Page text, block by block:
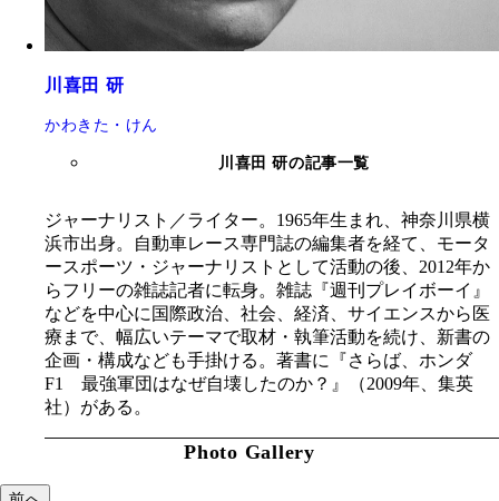
川喜田 研
かわきた・けん
川喜田 研の記事一覧
ジャーナリスト／ライター。1965年生まれ、神奈川県横
浜市出身。自動車レース専門誌の編集者を経て、モータ
ースポーツ・ジャーナリストとして活動の後、2012年か
らフリーの雑誌記者に転身。雑誌『週刊プレイボーイ』
などを中心に国際政治、社会、経済、サイエンスから医
療まで、幅広いテーマで取材・執筆活動を続け、新書の
企画・構成なども手掛ける。著書に『さらば、ホンダ
F1 最強軍団はなぜ自壊したのか？』（2009年、集英
社）がある。
Photo Gallery